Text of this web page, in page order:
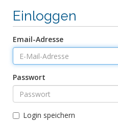
Einloggen
Email-Adresse
Passwort
Login speichern